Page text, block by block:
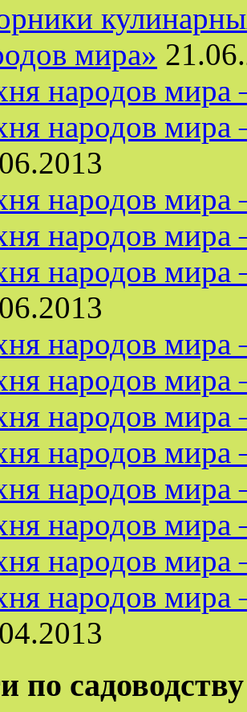
мира»
народов
народов
народов
народов
народов
народов
народов
народов мира
народов мира
народов
народов
народов
народов
по садоводству